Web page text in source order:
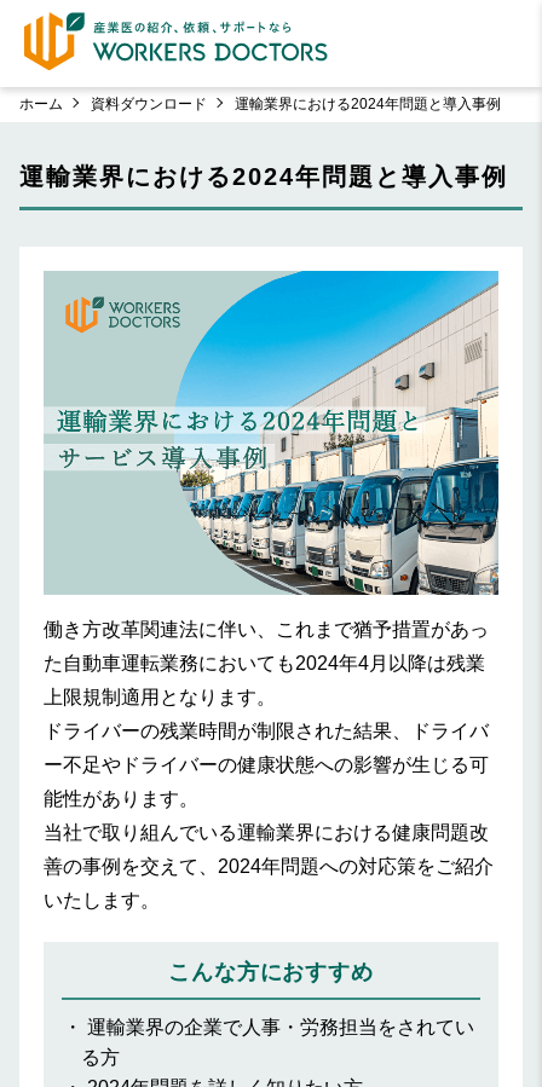
ホーム 資料ダウンロード 運輸業界における2024年問題と導入事例
運輸業界における2024年問題と導入事例
働き方改革関連法に伴い、これまで猶予措置があっ
た自動車運転業務においても2024年4月以降は残業
上限規制適用となります。
ドライバーの残業時間が制限された結果、ドライバ
ー不足やドライバーの健康状態への影響が生じる可
能性があります。
当社で取り組んでいる運輸業界における健康問題改
善の事例を交えて、2024年問題への対応策をご紹介
いたします。
こんな方におすすめ
運輸業界の企業で人事・労務担当をされてい
る方